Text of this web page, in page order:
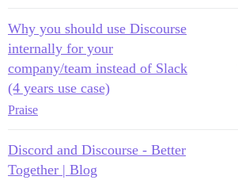
Why you should use Discourse
internally for your
company/team instead of Slack
(4 years use case)
Praise
Discord and Discourse - Better
Together | Blog